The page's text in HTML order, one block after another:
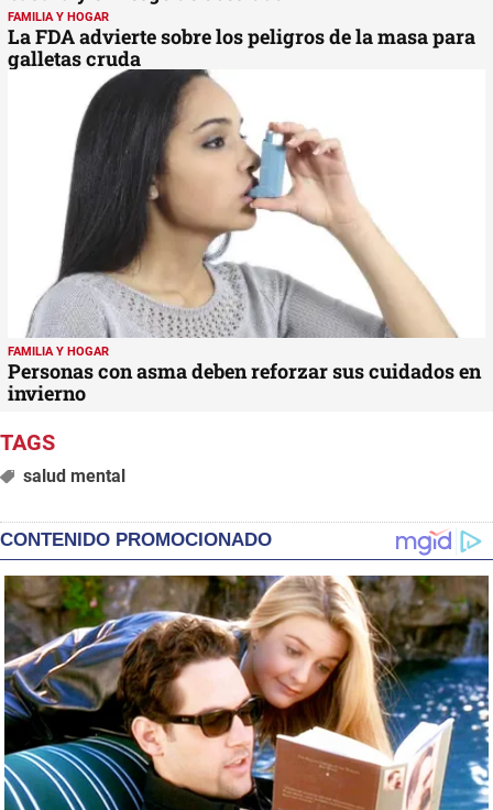
FAMILIA Y HOGAR
La FDA advierte sobre los peligros de la masa para
galletas cruda
FAMILIA Y HOGAR
Personas con asma deben reforzar sus cuidados en
invierno
salud mental
CONTENIDO PROMOCIONADO